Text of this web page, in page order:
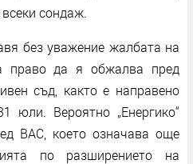
сондаж.
без уважение жалбата на
право да я обжалва пред
съд, както е направено
юли. Вероятно „Енергико“
ВАС, което означава още
по разширението на